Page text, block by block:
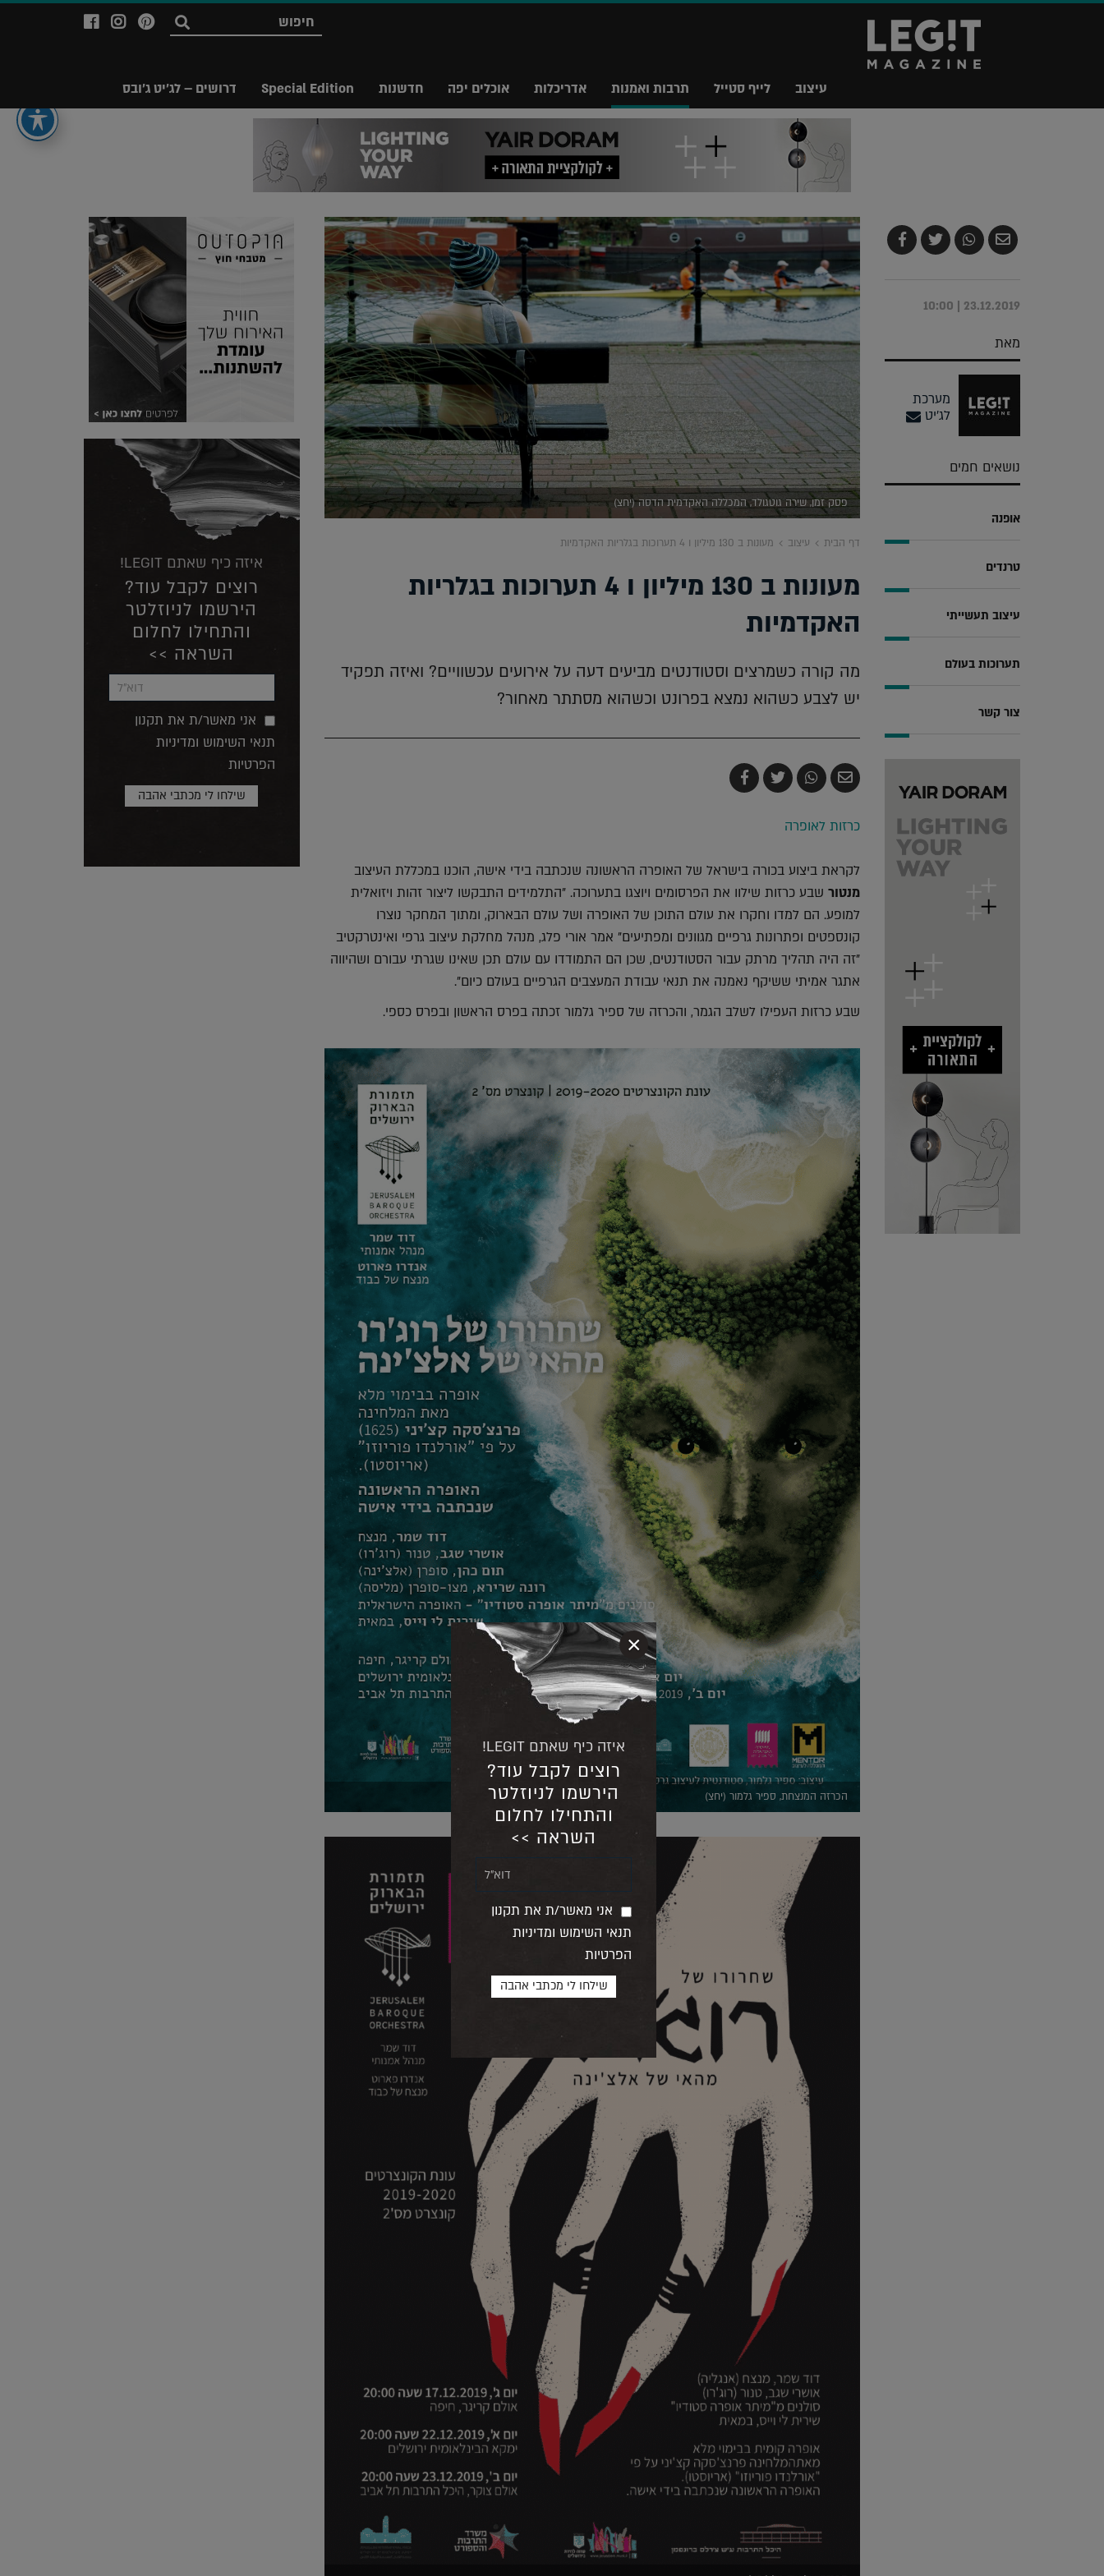
עיצוב לייף סטייל תרבות ואמנות אדריכלות אוכלים יפה חדשנות Special Edition דרושים – לג'יט ג'ובס
חפש
לעמוד
של
לעמוד
לג'יט
Legit
פסק זמן, שירה גוטגולד, המכללה האקדמית הדסה (יחצ)
דף הבית עיצוב מעונות ב 130 מיליון ו 4 תערוכות בגלריות האקדמיות
מעונות ב 130 מיליון ו 4 תערוכות בגלריות
האקדמיות
מה קורה כשמרצים וסטודנטים מביעים דעה על אירועים עכשוויים? ואיזה תפקיד
יש לצבע כשהוא נמצא בפרונט וכשהוא מסתתר מאחור?
שלח
בדואר
שתף
ב-
צייץ
ב-
שתף
ב-
כרזות לאופרה
לקראת ביצוע בכורה בישראל של האופרה הראשונה שנכתבה בידי אישה, הוכנו במכללת העיצוב
מנטור שבע כרזות שילוו את הפרסומים ויוצגו בתערוכה. "התלמידים התבקשו ליצור זהות ויזואלית
למופע. הם למדו וחקרו את עולם התוכן של האופרה ושל עולם הבארוק, ומתוך המחקר נוצרו
קונספטים ופתרונות גרפיים מגוונים ומפתיעים" אמר אורי פלג, מנהל מחלקת עיצוב גרפי ואינטרקטיב
"זה היה תהליך מרתק עבור הסטודנטים, שכן הם התמודדו עם עולם תכן שאינו שגרתי עבורם ושהיווה
אתגר אמיתי ששיקף נאמנה את תנאי עבודת המעצבים הגרפיים בעולם כיום".
שבע כרזות העפילו לשלב הגמר, והכרזה של ספיר גלמור זכתה בפרס הראשון ובפרס כספי.
הכרזה המנצחת, ספיר גלמור (יחצ)
שלח
בדואר
שתף
ב-
צייץ
ב-
שתף
ב-
Facebook
23.12.2019 | 10:00
מאת
מערכת
לג'יט
נושאים חמים
אופנה
טרנדים
עיצוב תעשייתי
תערוכות בעולם
צור קשר
איזה כיף שאתם LEGIT!
רוצים לקבל עוד?
הירשמו לניוזלטר
והתחילו לחלום
השראה >>
אני מאשר/ת את תקנון
תנאי השימוש ומדיניות
הפרטיות
איזה כיף שאתם LEGIT!
רוצים לקבל עוד?
הירשמו לניוזלטר
והתחילו לחלום
השראה >>
אני מאשר/ת את תקנון
תנאי השימוש ומדיניות
הפרטיות
×